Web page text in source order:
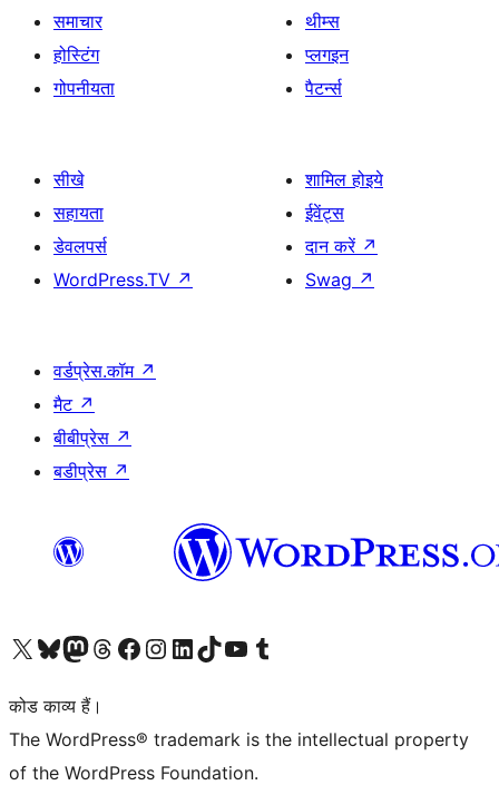
समाचार
होस्टिंग
गोपनीयता
थीम्स
प्लगइन
पैटर्न्स
सीखे
सहायता
डेवलपर्स
WordPress.TV ↗
शामिल होइये
ईवेंट्स
दान करें ↗
Swag ↗
वर्डप्रेस.कॉम ↗
मैट ↗
बीबीप्रेस ↗
बडीप्रेस ↗
Visit our X (formerly Twitter) account
हमारे बलुस्की खाते पर जाएँVisit our Mastodon account
हमारे थ्रेड्स अकाउंट पर जाएंहमारे फेसबुक पेज पर जाएँहमारे इंस्टाग्राम अकाउंट पर जाएंहमारे लिंक्डइन खाते पर जाएँहमारे टिकटॉक खाते पर जाएँहमारे यूट्यूब चैनल पर जाएंहमारे Tumblr खाते पर जाएँ
कोड काव्य हैं।
The WordPress® trademark is the intellectual property
of the WordPress Foundation.